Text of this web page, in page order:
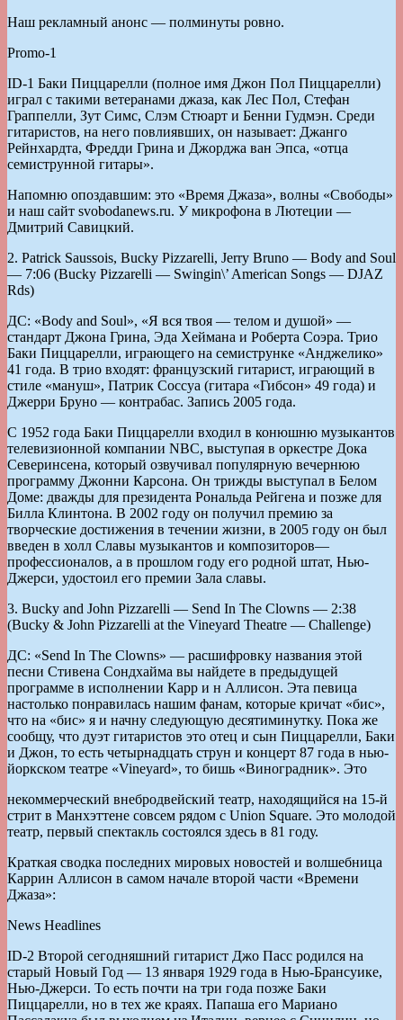
Наш рекламный анонс — полминуты ровно.
Promo-1
ID-1 Баки Пиццарелли (полное имя Джон Пол Пиццарелли)
играл с такими ветеранами джаза, как Лес Пол, Стефан
Граппелли, Зут Симс, Слэм Стюарт и Бенни Гудмэн. Среди
гитаристов, на него повлиявших, он называет: Джанго
Рейнхардта, Фредди Грина и Джорджа ван Эпса, «отца
семиструнной гитары».
Напомню опоздавшим: это «Время Джаза», волны «Свободы»
и наш сайт svobodanews.ru. У микрофона в Лютеции —
Дмитрий Савицкий.
2. Patrick Saussois, Bucky Pizzarelli, Jerry Bruno — Body and Soul
— 7:06 (Bucky Pizzarelli — Swingin\’ American Songs — DJAZ
Rds)
ДС: «Body and Soul», «Я вся твоя — телом и душой» —
стандарт Джона Грина, Эда Хеймана и Роберта Соэра. Трио
Баки Пиццарелли, играющего на семиструнке «Анджелико»
41 года. В трио входят: французский гитарист, играющий в
стиле «мануш», Патрик Соссуа (гитара «Гибсон» 49 года) и
Джерри Бруно — контрабас. Запись 2005 года.
C 1952 года Баки Пиццарелли входил в конюшню музыкантов
телевизионной компании NBC, выступая в оркестре Дока
Северинсена, который озвучивал популярную вечернюю
программу Джонни Карсона. Он трижды выступал в Белом
Доме: дважды для президента Рональда Рейгена и позже для
Билла Клинтона. В 2002 году он получил премию за
творческие достижения в течении жизни, в 2005 году он был
введен в холл Славы музыкантов и композиторов—
профессионалов, а в прошлом году его родной штат, Нью-
Джерси, удостоил его премии Зала славы.
3. Bucky and John Pizzarelli — Send In The Clowns — 2:38
(Bucky & John Pizzarelli at the Vineyard Theatre — Challenge)
ДС: «Send In The Clowns» — расшифровку названия этой
песни Стивена Сондхайма вы найдете в предыдущей
программе в исполнении Карр и н Аллисон. Эта певица
настолько понравилась нашим фанам, которые кричат «бис»,
что на «бис» я и начну следующую десятиминутку. Пока же
сообщу, что дуэт гитаристов это отец и сын Пиццарелли, Баки
и Джон, то есть четырнадцать струн и концерт 87 года в нью-
йоркском театре «Vineyard», то бишь «Виноградник». Это
некоммерческий внебродвейский театр, находящийся на 15-й
стрит в Манхэттене совсем рядом с Union Square. Это молодой
театр, первый спектакль состоялся здесь в 81 году.
Краткая сводка последних мировых новостей и волшебница
Каррин Аллисон в самом начале второй части «Времени
Джаза»:
News Headlines
ID-2 Второй сегодняшний гитарист Джо Пасс родился на
старый Новый Год — 13 января 1929 года в Нью-Брансуике,
Нью-Джерси. То есть почти на три года позже Баки
Пиццарелли, но в тех же краях. Папаша его Мариано